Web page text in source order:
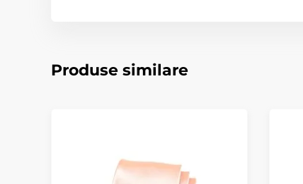
Produse similare